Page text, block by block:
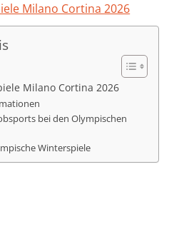
Milano Cortina 2026
Milano Cortina 2026
bei den Olympischen
Winterspiele